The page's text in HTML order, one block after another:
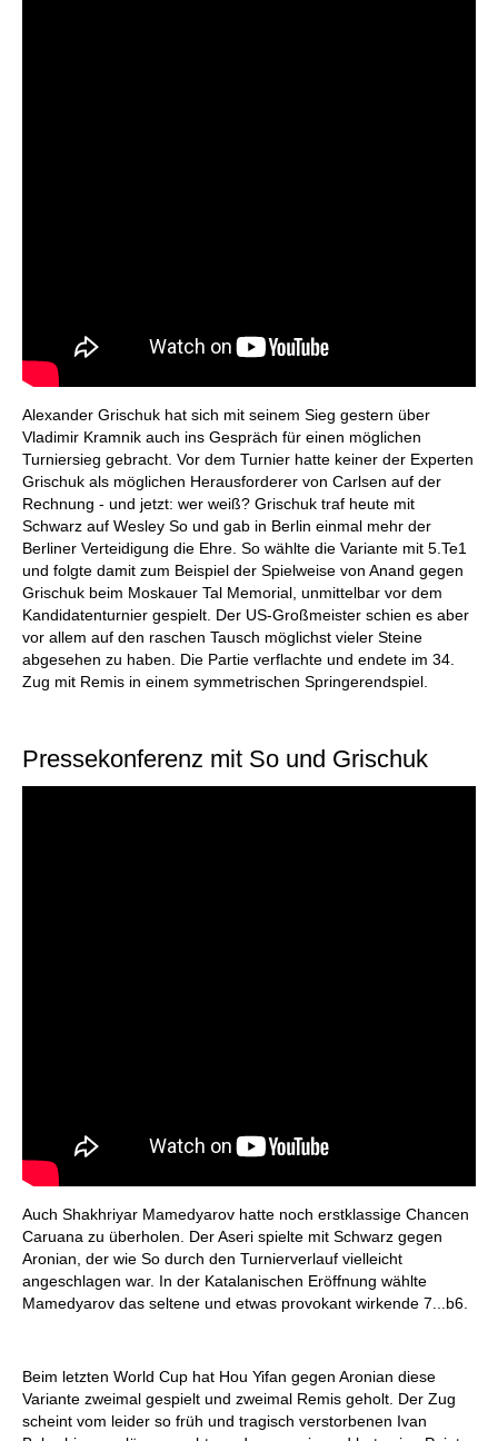
Alexander Grischuk hat sich mit seinem Sieg gestern über
Vladimir Kramnik auch ins Gespräch für einen möglichen
Turniersieg gebracht. Vor dem Turnier hatte keiner der Experten
Grischuk als möglichen Herausforderer von Carlsen auf der
Rechnung - und jetzt: wer weiß? Grischuk traf heute mit
Schwarz auf Wesley So und gab in Berlin einmal mehr der
Berliner Verteidigung die Ehre. So wählte die Variante mit 5.Te1
und folgte damit zum Beispiel der Spielweise von Anand gegen
Grischuk beim Moskauer Tal Memorial, unmittelbar vor dem
Kandidatenturnier gespielt. Der US-Großmeister schien es aber
vor allem auf den raschen Tausch möglichst vieler Steine
abgesehen zu haben. Die Partie verflachte und endete im 34.
Zug mit Remis in einem symmetrischen Springerendspiel.
Pressekonferenz mit So und Grischuk
Auch Shakhriyar Mamedyarov hatte noch erstklassige Chancen
Caruana zu überholen. Der Aseri spielte mit Schwarz gegen
Aronian, der wie So durch den Turnierverlauf vielleicht
angeschlagen war. In der Katalanischen Eröffnung wählte
Mamedyarov das seltene und etwas provokant wirkende 7...b6.
Beim letzten World Cup hat Hou Yifan gegen Aronian diese
Variante zweimal gespielt und zweimal Remis geholt. Der Zug
scheint vom leider so früh und tragisch verstorbenen Ivan